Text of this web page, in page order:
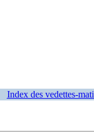
Index des vedettes-